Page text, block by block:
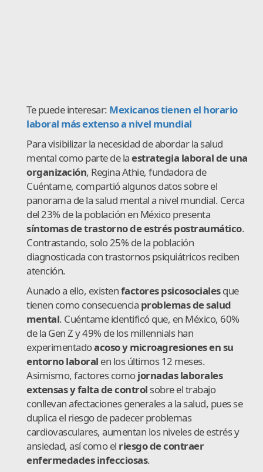
Te puede interesar: Mexicanos tienen el horario
laboral más extenso a nivel mundial
Para visibilizar la necesidad de abordar la salud
mental como parte de laestrategia laboral de una
organización, Regina Athie, fundadora de
Cuéntame, compartió algunos datos sobre el
panorama de la salud mental a nivel mundial. Cerca
del 23% de la población en México presenta
síntomas de trastorno de estrés postraumático.
Contrastando, solo 25% de la población
diagnosticada con trastornos psiquiátricos reciben
atención.
Aunado a ello, existenfactores psicosocialesque
tienen como consecuencia problemas de salud
mental. Cuéntame identificó que, en México, 60%
de la Gen Z y 49% de los millennials han
experimentadoacoso y microagresiones en su
entorno laboral en los últimos 12 meses.
Asimismo, factores comojornadas laborales
extensas y falta de control sobre el trabajo
conllevan afectaciones generales a la salud, pues se
duplica el riesgo de padecer problemas
cardiovasculares, aumentan los niveles de estrés y
ansiedad, así como el riesgo de contraer
enfermedades infecciosas.